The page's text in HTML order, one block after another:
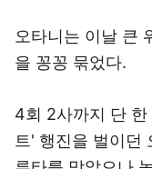
오타니는 이날 큰
을 꽁꽁 묶었다.
4회 2사까지 단 한
트' 행진을 벌이던